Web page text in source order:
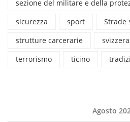
sezione del militare e della
sicurezza
sport Strade
strutture carcerarie
svizzera
terrorismo
ticino
Agosto